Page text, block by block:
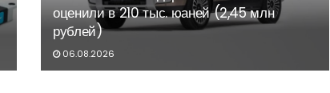
оценили в 210 тыс. юаней (2,45 млн
рублей)
06.08.2026